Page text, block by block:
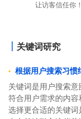
让访客信任你！
关键词研究
根据用户搜索习
关键词是用户搜索
符合用户需求的内容
选择更合适的关键